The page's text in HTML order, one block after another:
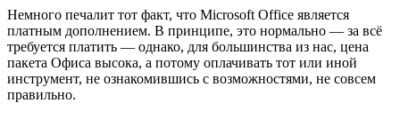
Немного печалит тот факт, что Microsoft Office является
платным дополнением. В принципе, это нормально — за всё
требуется платить — однако, для большинства из нас, цена
пакета Офиса высока, а потому оплачивать тот или иной
инструмент, не ознакомившись с возможностями, не совсем
правильно.